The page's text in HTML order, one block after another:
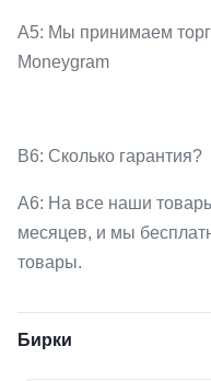
A5: Мы принимаем
Moneygram
В6: Сколько гарантия?
A6: На все наши
месяцев, и мы
товары.
Бирки